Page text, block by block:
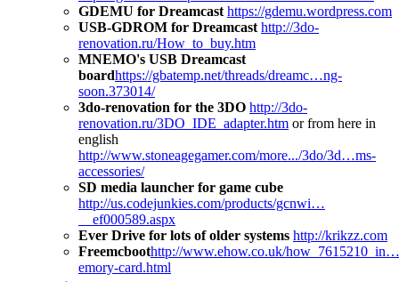
GDEMU for Dreamcast https://gdemu.wordpress.com
USB-GDROM for Dreamcast http://3do-
renovation.ru/How_to_buy.htm
MNEMO's USB Dreamcast
boardhttps://gbatemp.net/threads/dreamc…ng-
soon.373014/
3do-renovation for the 3DO http://3do-
renovation.ru/3DO_IDE_adapter.htm or from here in
english
http://www.stoneagegamer.com/more.../3do/3d…ms-
accessories/
SD media launcher for game cube
http://us.codejunkies.com/products/gcnwi…
__ef000589.aspx
Ever Drive for lots of older systems http://krikzz.com
Freemcboothttp://www.ehow.co.uk/how_7615210_in…
emory-card.html